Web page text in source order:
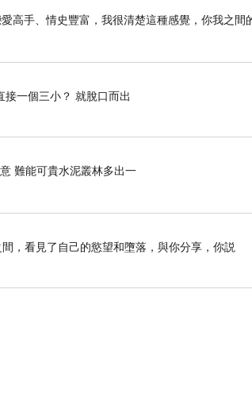
高手、情史豐富，我很清楚這種感覺，你我之間
一個三小？ 就脫口而出
難能可貴水泥叢林多出一
，看見了自己的慾望和墮落，與你分享，你説